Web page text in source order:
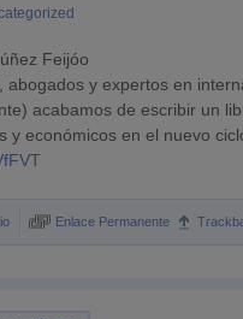
Feijóo
y expertos en
acabamos de escribir un
y económicos en el nuevo
Enlace Permanente